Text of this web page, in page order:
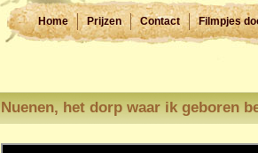
Home Prijzen Contact Filmpjes
Nuenen, het dorp waar ik geboren